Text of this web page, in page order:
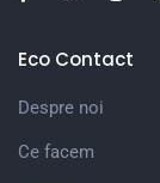
Eco Contact
Despre noi
Ce facem